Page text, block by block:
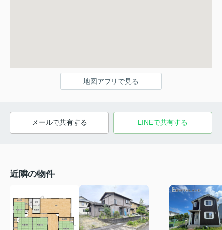
地図アプリで見る
メールで共有する LINEで共有する
近隣の物件